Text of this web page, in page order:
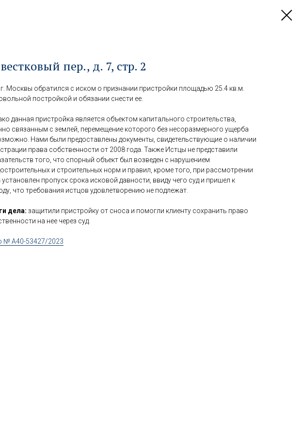
пер., д. 7, стр. 2
Москвы обратился с иском о признании пристройки площадью 25.4 кв.м.
постройкой и обязании снести ее.
данная пристройка является объектом капитального строительства,
связанным с землей, перемещение которого без несоразмерного ущерба
Нами были предоставлены документы, свидетельствующие о наличии
права собственности от 2008 года. Также Истцы не представили
того, что спорный объект был возведен с нарушением
и строительных норм и правил, кроме того, при рассмотрении
установлен пропуск срока исковой давности, ввиду чего суд и пришел к
что требования истцов удовлетворению не подлежат.
дела: защитили пристройку от сноса и помогли клиенту сохранить право
на нее через суд.
№ А40-53427/2023